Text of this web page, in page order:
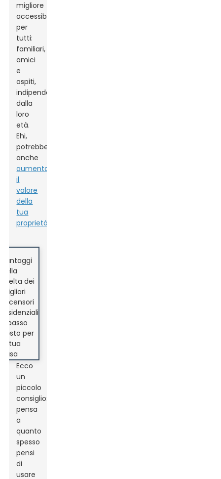
migliore
accessibilità
per
tutti:
familiari,
amici
e
ospiti,
indipendentemente
dalla
loro
età.
Ehi,
potrebbe
anche
aumenta
il
valore
della
tua
proprietà
Ecco
un
piccolo
consiglio:
pensa
a
quanto
spesso
pensi
di
usare